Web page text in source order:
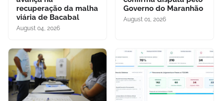
recuperação da malha
viária de Bacabal
August 04, 2026
Governo do Maranhão
August 01, 2026